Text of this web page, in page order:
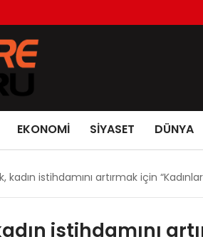
EKONOMİ SİYASET DÜNYA
kadın istihdamını artırmak için
istihdamını